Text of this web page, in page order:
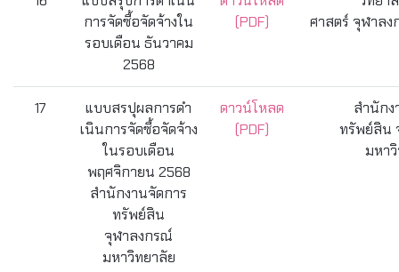
การจัดซื้อจัดจ้างใน
รอบเดือน ธันวาคม
2568
(PDF)
ศาสตร์ จุฬาล
17
แบบสรปุผลการดํา
เนินการจัดซื้อจัดจ้าง
ในรอบเดือน
พฤศจิกายน 2568
สำนักงานจัดการ
ทรัพย์สิน
จุฬาลงกรณ์
มหาวิทยาลัย
ดาวน์โหลด
(PDF)
สำนักง
ทรัพย์สิน
มหา